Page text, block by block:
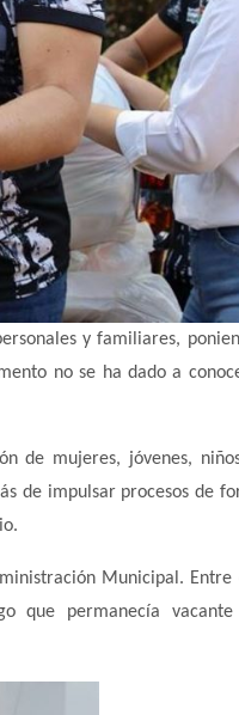
y familiares,
no se ha dado a
de mujeres, jóvenes,
de impulsar procesos de
Municipal. Entre
que permanecía